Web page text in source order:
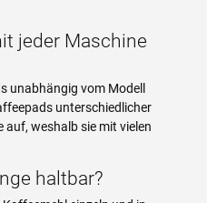
jeder Maschine
unabhängig vom Modell
unterschiedlicher
auf, weshalb sie mit vielen
haltbar?